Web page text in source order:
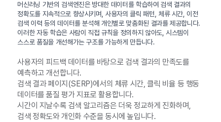
머신러닝 기반의 검색엔진은 방대한 데이터를 학습하여 검색 결과의
정확도를 지속적으로 향상시키며, 사용자의 클릭 패턴, 체류 시간, 이전
검색 이력 등의 데이터를 분석해 개인별로 맞춤화된 결과를 제공합니다.
이러한 자동 학습은 사람이 직접 규칙을 정의하지 않아도, 시스템이
스스로 품질을 개선해가는 구조를 가능하게 만듭니다.
사용자의 피드백 데이터를 바탕으로 검색 결과의 만족도를
예측하고 개선합니다.
검색 결과 페이지(SERP)에서의 체류 시간, 클릭 비율 등 행동
데이터를 품질 평가 지표로 활용합니다.
시간이 지날수록 검색 알고리즘은 더욱 정교하게 진화하며,
검색 정확도와 개인화 수준을 동시에 높입니다.